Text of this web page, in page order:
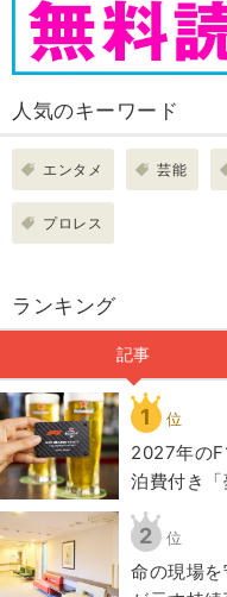
人気のキーワード
エンタメ 芸能
プロレス
ランキング
記事
1 位
2027年の
泊費付き
2 位
命の現場